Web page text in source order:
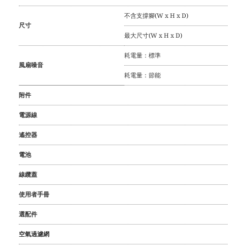
尺寸
不含支撐腳(W x H x D)
最大尺寸(W x H x D)
風扇噪音
耗電量：標準
耗電量：節能
附件
電源線
遙控器
電池
線纜蓋
使用者手冊
選配件
空氣過濾網